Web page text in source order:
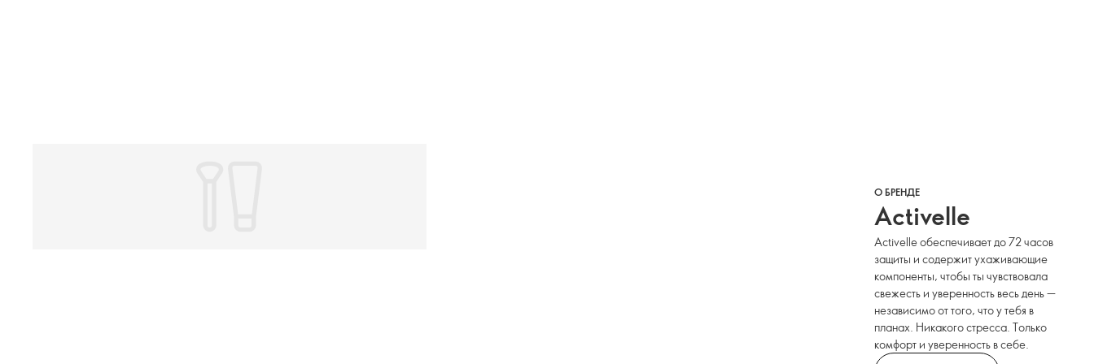
О БРЕНДЕ
Activelle
Activelle обеспечивает до 72 часов
защиты и содержит ухаживающие
компоненты, чтобы ты чувствовала
свежесть и уверенность весь день —
независимо от того, что у тебя в
планах. Никакого стресса. Только
комфорт и уверенность в себе.